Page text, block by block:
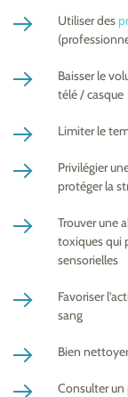
Utiliser des
Baisser le
télé / casque
Limiter le
Privilégier
protéger la
Trouver une
toxiques qui
sensorielles
Favoriser
sang
Bien
Consulter